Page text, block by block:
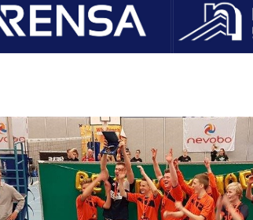
Over de vereniging Orion
Organisatie